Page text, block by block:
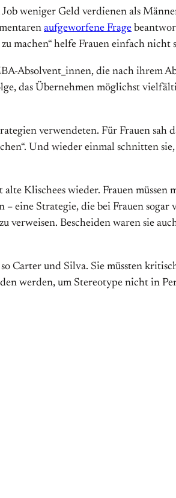
Job weniger Geld verdienen als
aufgeworfene Frage
machen“ helfe Frauen einfach
Absolvent_innen, die nach ihrem
das Übernehmen möglichst
verwendeten. Für Frauen sah
Und wieder einmal schnitten
Klischees wieder. Frauen
eine Strategie, die bei Frauen
verweisen. Bescheiden waren sie
Carter und Silva. Sie müssten
werden, um Stereotype nicht in